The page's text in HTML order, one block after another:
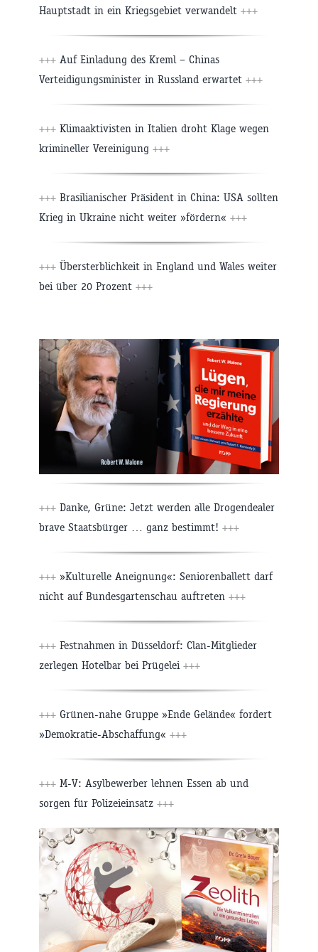
Hauptstadt in ein Kriegsgebiet verwandelt +++
+++ Auf Einladung des Kreml – Chinas
Verteidigungsminister in Russland erwartet +++
+++ Klimaaktivisten in Italien droht Klage wegen
krimineller Vereinigung +++
+++ Brasilianischer Präsident in China: USA sollten
Krieg in Ukraine nicht weiter »fördern« +++
+++ Übersterblichkeit in England und Wales weiter
bei über 20 Prozent +++
+++ Danke, Grüne: Jetzt werden alle Drogendealer
brave Staatsbürger … ganz bestimmt! +++
+++ »Kulturelle Aneignung«: Seniorenballett darf
nicht auf Bundesgartenschau auftreten +++
+++ Festnahmen in Düsseldorf: Clan-Mitglieder
zerlegen Hotelbar bei Prügelei +++
+++ Grünen-nahe Gruppe »Ende Gelände« fordert
»Demokratie-Abschaffung« +++
+++ M-V: Asylbewerber lehnen Essen ab und
sorgen für Polizeieinsatz +++